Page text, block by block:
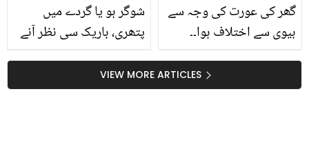
شوگر ہو یا گردے میں
پتھری، باریک سی نظر آنے
بڑے فائدے جو قدرت کی
شان پر حیران ہونے پر
گھر کی عورت کی وجہ سے
بیوی سے اختلاف ہوا۔۔
ایسا قدم جس سے تنگ آ کر
انھوں نے گھر ہی چھوڑ دیا
VIEW MORE ARTICLES